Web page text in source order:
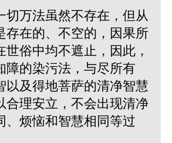
切万法虽然不存在，但从
存在的、不空的，因果所
世俗中均不遮止，因此，
障的染污法，与尽所有
以及得地菩萨的清净智慧
合理安立，不会出现清净
、烦恼和智慧相同等过